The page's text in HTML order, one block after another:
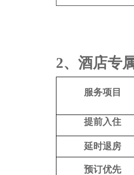
2、酒店专
服务项目
提前入住
延时退房
预订优先